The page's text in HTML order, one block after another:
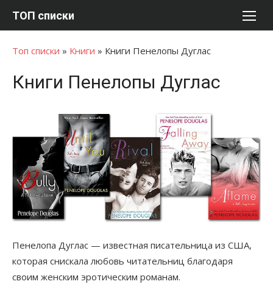
ТОП списки
Топ списки » Книги » Книги Пенелопы Дуглас
Книги Пенелопы Дуглас
Пенелопа Дуглас — известная писательница из США,
которая снискала любовь читательниц благодаря
своим женским эротическим романам.